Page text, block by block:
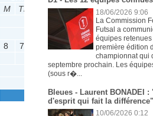
M Tit P M Tit B
P
8 7 9 7 4
0
18/06/2026 9:06
La Commission
Futsal a
équipes
première édition
championnat qui
septembre prochain. Les
(sous r�...
Bleues - Laurent BONADEI :
d'esprit qui fait la différence"
10/06/2026 0:12